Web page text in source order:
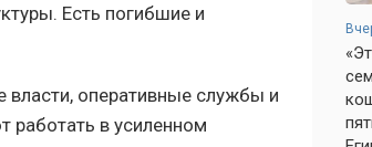
Есть погибшие и
власти, оперативные службы и
в усиленном